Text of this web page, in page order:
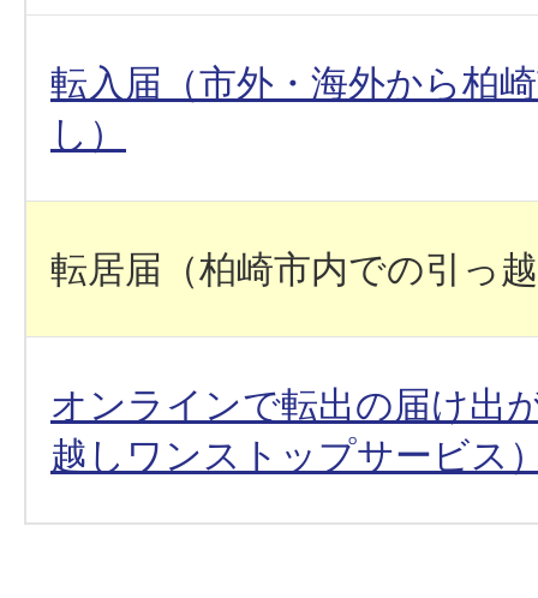
転入届（市外・海外から柏
し）
転居届（柏崎市内での引っ
オンラインで転出の届け出
越しワンストップサービス